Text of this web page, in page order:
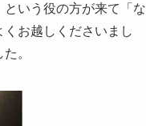
いう役の方が来て「な
お越しくださいまし
。